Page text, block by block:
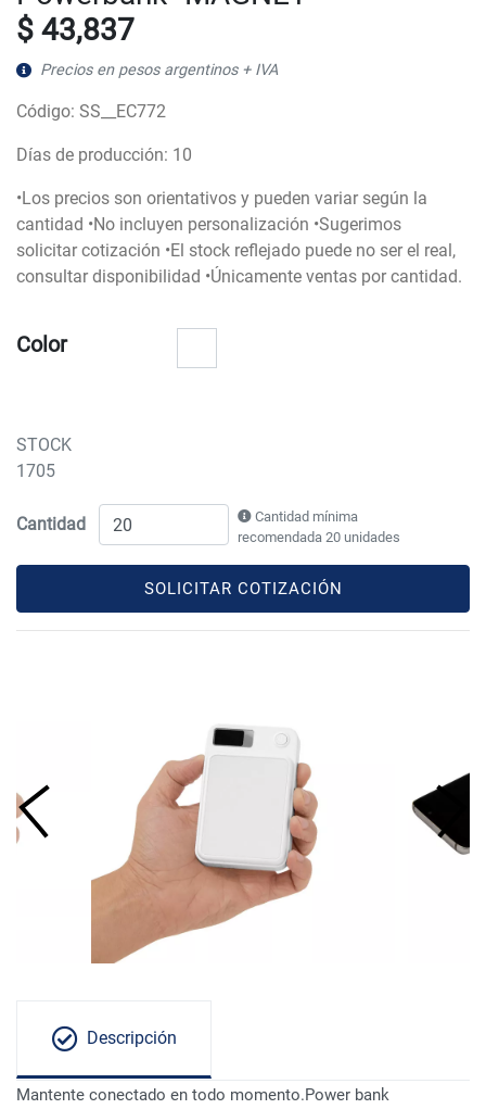
$ 43,837
Precios en pesos argentinos + IVA
Código: SS__EC772
Días de producción: 10
•Los precios son orientativos y pueden variar según la
cantidad •No incluyen personalización •Sugerimos
solicitar cotización •El stock reflejado puede no ser el real,
consultar disponibilidad •Únicamente ventas por cantidad.
Color
STOCK
1705
Cantidad
Cantidad mínima
recomendada 20 unidades
SOLICITAR COTIZACIÓN
Descripción
Mantente conectado en todo momento.Power bank